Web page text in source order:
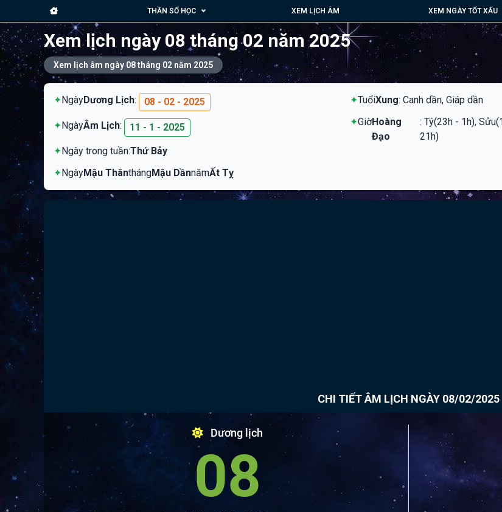
THẦN SỐ HỌC XEM LỊCH ÂM XEM NGÀY TỐT XẤU
Xem lịch ngày 08 tháng 02 năm 2025
Xem lịch âm ngày 08 tháng 02 năm 2025
✦NgàyDương Lịch: 08 - 02 - 2025
✦NgàyÂm Lịch: 11 - 1 - 2025
✦Ngày trong tuần:Thứ Bảy
✦NgàyMậu ThânthángMậu DầnnămẤt Tỵ
✦TuổiXung: Canh dần, Giáp dần
✦GiờHoàng
Đạo
: Tý(23h - 1h),
21h)
CHI TIẾT ÂM LỊCH NGÀY 08/02/2025
Dương lịch
08